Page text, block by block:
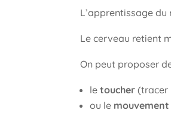
L’apprentissage
Le cerveau retient
On peut proposer
letoucher (tracer
ou le mouvement